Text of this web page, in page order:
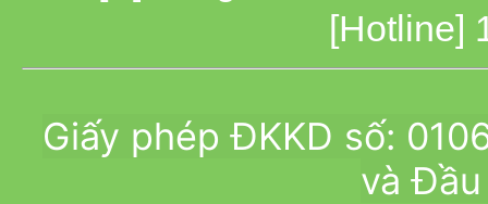
[Hotline]
Giấy phép ĐKKD số:
và